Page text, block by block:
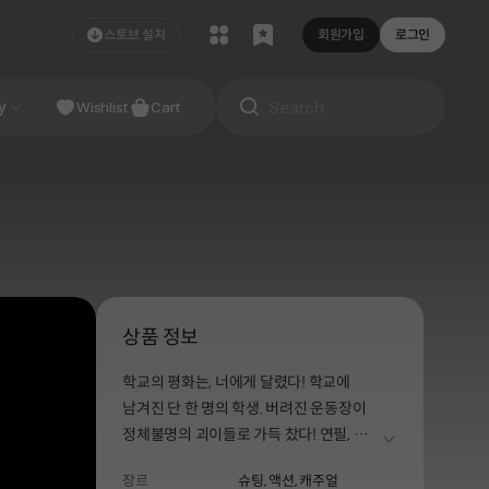
스토브 설치 회원가입 로그인
Wishlist Cart
상품 정보
학교의 평화는, 너에게 달렸다! 학교에
남겨진 단 한 명의 학생. 버려진 운동장이
정체불명의 괴이들로 가득 찼다! 연필, 자,
더보기
장르 슈팅,액션,캐주얼